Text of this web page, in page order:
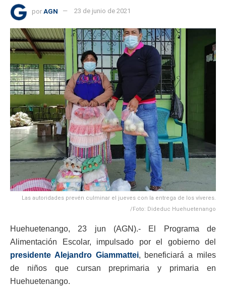
por AGN 23 de junio de 2021
Las autoridades prevén culminar el jueves con la entrega de los víveres.
/Foto: Dideduc Huehuetenango
Huehuetenango, 23 jun (AGN).- El Programa de
Alimentación Escolar, impulsado por el gobierno del
presidente Alejandro Giammattei, beneficiará a miles
de niños que cursan preprimaria y primaria en
Huehuetenango.